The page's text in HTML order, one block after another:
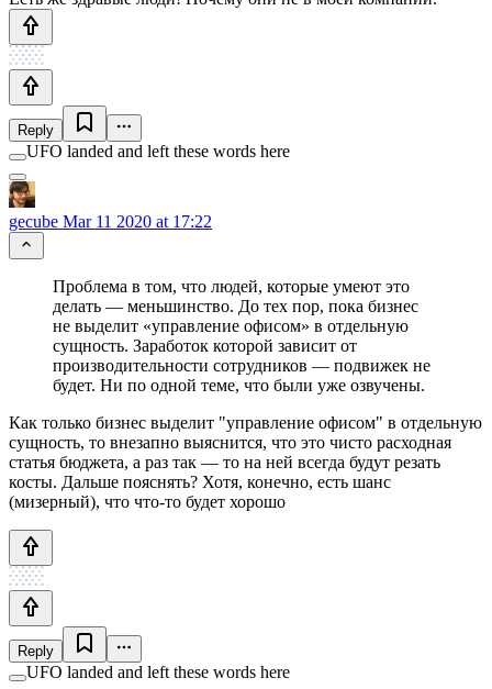
Reply
UFO landed and left these words here
gecube Mar 11 2020 at 17:22
Проблема в том, что людей, которые умеют это
делать — меньшинство. До тех пор, пока бизнес
не выделит «управление офисом» в отдельную
сущность. Заработок которой зависит от
производительности сотрудников — подвижек не
будет. Ни по одной теме, что были уже озвучены.
Как только бизнес выделит "управление офисом" в отдельную
сущность, то внезапно выяснится, что это чисто расходная
статья бюджета, а раз так — то на ней всегда будут резать
косты. Дальше пояснять? Хотя, конечно, есть шанс
(мизерный), что что-то будет хорошо
Reply
UFO landed and left these words here